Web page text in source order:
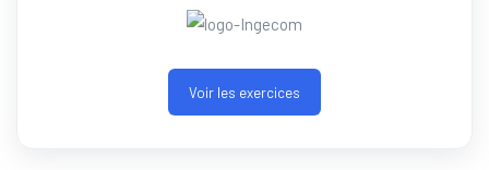
Voir les exercices